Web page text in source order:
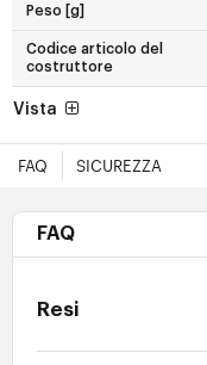
Peso [g]
Codice articolo del
costruttore
Vista
FAQ SICUREZZA
FAQ
Resi